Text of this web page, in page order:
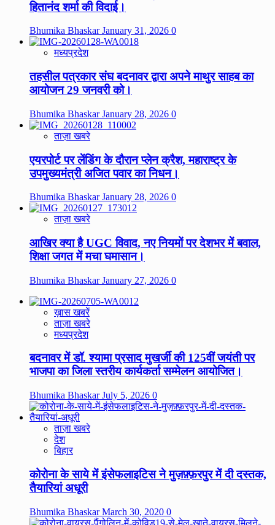
हितानंद शर्मा की विदाई।
Bhumika BhaskarJanuary 31, 2026 0
मध्यप्रदेश
तहसील पत्रकार संघ बदनावर द्वारा अपने माथुर साहब का
आयोजन 29 जनवरी को।
Bhumika BhaskarJanuary 28, 2026 0
ताज़ा खबरे
एयरपोर्ट पर लेंडिंग के दौरान प्लेन क्रैश, महाराष्ट्र के
उपमुख्यमंत्री अजित पवार का निधन।
Bhumika BhaskarJanuary 28, 2026 0
ताज़ा खबरे
आखिर क्या है UGC विवाद, नए नियमों पर देशभर में बवाल,
शिक्षा जगत में मचा घमासान।
Bhumika BhaskarJanuary 27, 2026 0
ख़ास खबरें
ताज़ा खबरे
मध्यप्रदेश
बदनावर में डॉ. श्यामा प्रसाद मुखर्जी की 125वीं जयंती पर
भाजपा का जिला स्तरीय कार्यकर्ता सम्मेलन आयोजित।
Bhumika BhaskarJuly 5, 2026 0
ताज़ा खबरे
देश
बिहार
कोरोना के साये में इंसेफलाइटिस ने मुज़फ़्फ़रपुर में दी दस्तक,
तैयारियां अधूरी
Bhumika BhaskarMarch 30, 2020 0